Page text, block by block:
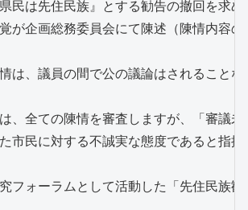
県民は先住民族』とする勧告の撤回を求
が企画総務委員会にて陳述（陳情内容
は、議員の間で公の議論はされること
、全ての陳情を審査しますが、「審議
市民に対する不誠実な態度であると指
フォーラムとして活動した「先住民族